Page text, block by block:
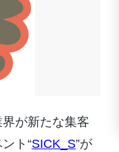
が新たな集客
ト“SICK_S”が